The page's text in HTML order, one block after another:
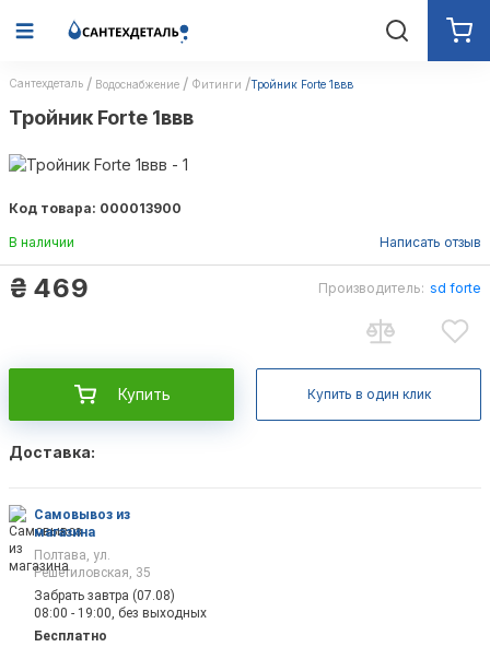
Сантехдеталь Водоснабжение Фитинги Тройник Forte 1ввв
Тройник Forte 1ввв
Код товара: 000013900
В наличии Написать отзыв
₴ 469 Производитель: sd forte
Купить Купить в один клик
Доставка:
Самовывоз из
магазина
Полтава, ул.
Решетиловская, 35
Забрать завтра (07.08)
08:00 - 19:00, без выходных
Бесплатно